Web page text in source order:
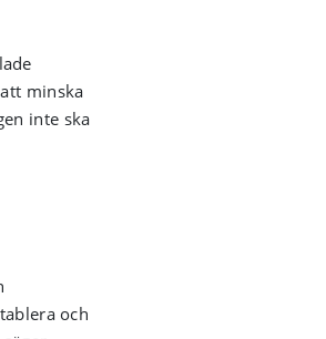
minska
inte ska
och